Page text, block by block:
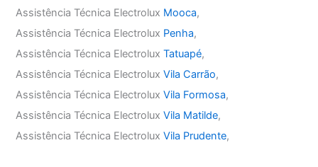
Assistência Técnica Electrolux Mooca,
Assistência Técnica Electrolux Penha,
Assistência Técnica ElectroluxTatuapé,
Assistência Técnica ElectroluxVila Carrão,
Assistência Técnica ElectroluxVila Formosa,
Assistência Técnica ElectroluxVila Matilde,
Assistência Técnica ElectroluxVila Prudente,